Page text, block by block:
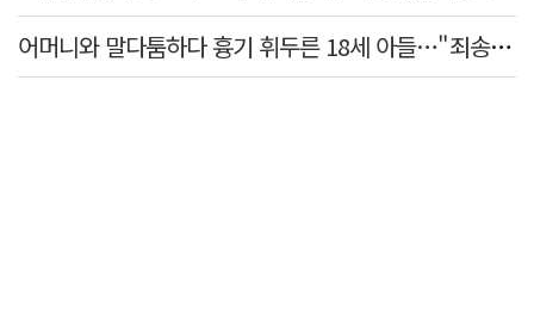
어머니와 말다툼하다 흉기 휘두른 18세 아들…"죄송하지 않나" 묻자 침묵